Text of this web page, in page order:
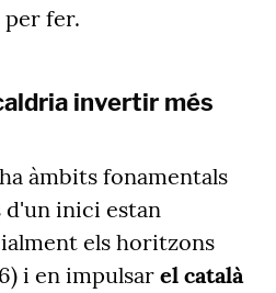
fer.
invertir més
àmbits fonamentals
d'un inici estan
els horitzons
i en impulsar el català